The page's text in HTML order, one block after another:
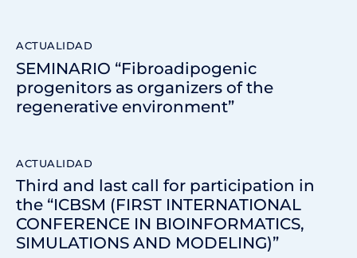
ACTUALIDAD
SEMINARIO “Fibroadipogenic
progenitors as organizers of the
regenerative environment”
ACTUALIDAD
Third and last call for participation in
the “ICBSM (FIRST INTERNATIONAL
CONFERENCE IN BIOINFORMATICS,
SIMULATIONS AND MODELING)”